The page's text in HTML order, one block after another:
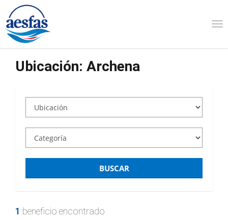
Ubicación: Archena
BUSCAR
1 beneficio encontrado